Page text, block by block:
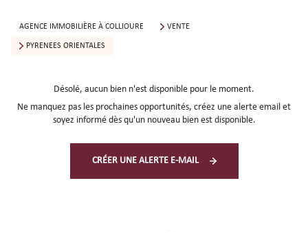
AGENCE IMMOBILIÈRE À COLLIOURE VENTE
PYRENEES ORIENTALES
Désolé, aucun bien n'est disponible pour le moment.
Ne manquez pas les prochaines opportunités, créez une alerte email et
soyez informé dès qu'un nouveau bien est disponible.
CRÉER UNE ALERTE E-MAIL